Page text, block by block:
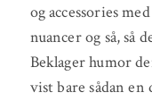
og accessories
nuancer og så, så
Beklager humor
vist bare sådan en